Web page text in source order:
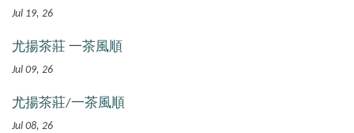
Jul 19, 26
尤揚茶莊 一茶風順
Jul 09, 26
尤揚茶莊/一茶風順
Jul 08, 26